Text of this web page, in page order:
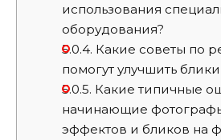
использования
оборудования?
5.0.4. Какие советы по
помогут улучшить
5.0.5. Какие типичные
начинающие
эффектов и бликов на